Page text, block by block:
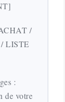
/
LISTE
:
de votre